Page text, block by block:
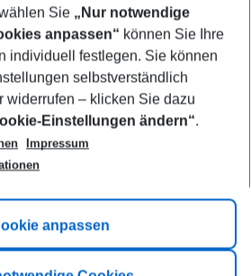
Sie „Nur notwendige
anpassen“ können Sie Ihre
individuell festlegen. Sie können
selbstverständlich
widerrufen – klicken Sie dazu
Einstellungen ändern“.
Impressum
anpassen